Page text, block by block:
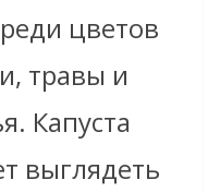
цветов
травы и
Капуста
выглядеть